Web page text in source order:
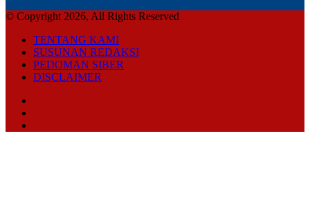
© Copyright 2026, All Rights Reserved
TENTANG KAMI
SUSUNAN REDAKSI
PEDOMAN SIBER
DISCLAIMER